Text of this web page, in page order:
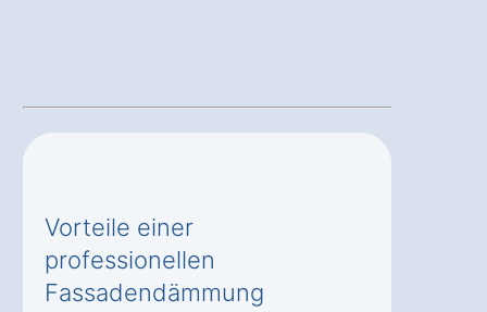
Vorteile einer
professionellen
Fassadendämmung